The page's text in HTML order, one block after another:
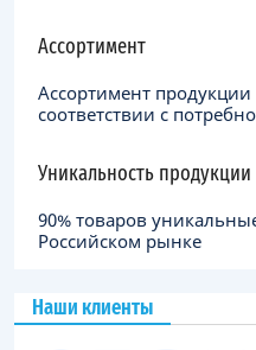
Ассортимент
Ассортимент продукции
соответствии с
Уникальность продукции
90% товаров
Российском рынке
Наши клиенты